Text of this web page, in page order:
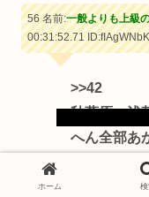
56 名前:一般よりも上級
00:31:52.71
>>42
秋葉原、浅
へん全部あ
ｗｗｗ（´
ホーム